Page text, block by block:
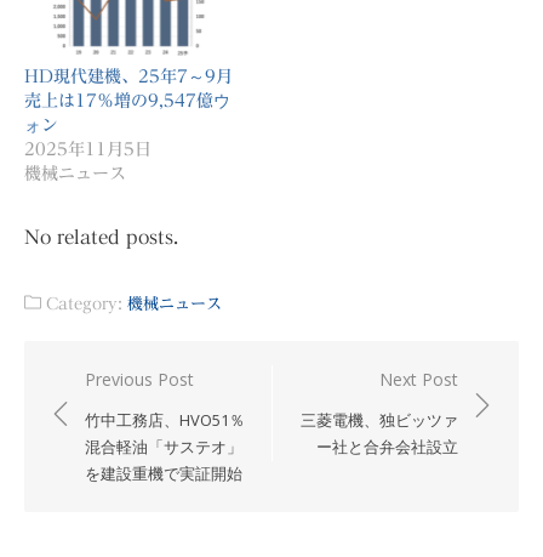
HD現代建機、25年7～9月
売上は17％増の9,547億ウ
ォン
2025年11月5日
機械ニュース
No related posts.
Category: 機械ニュース
稿
Previous Post
竹中工務店、HVO51％
混合軽油「サステオ」
を建設重機で実証開始
Next Post
三菱電機、独ビッツァ
ー社と合弁会社設立